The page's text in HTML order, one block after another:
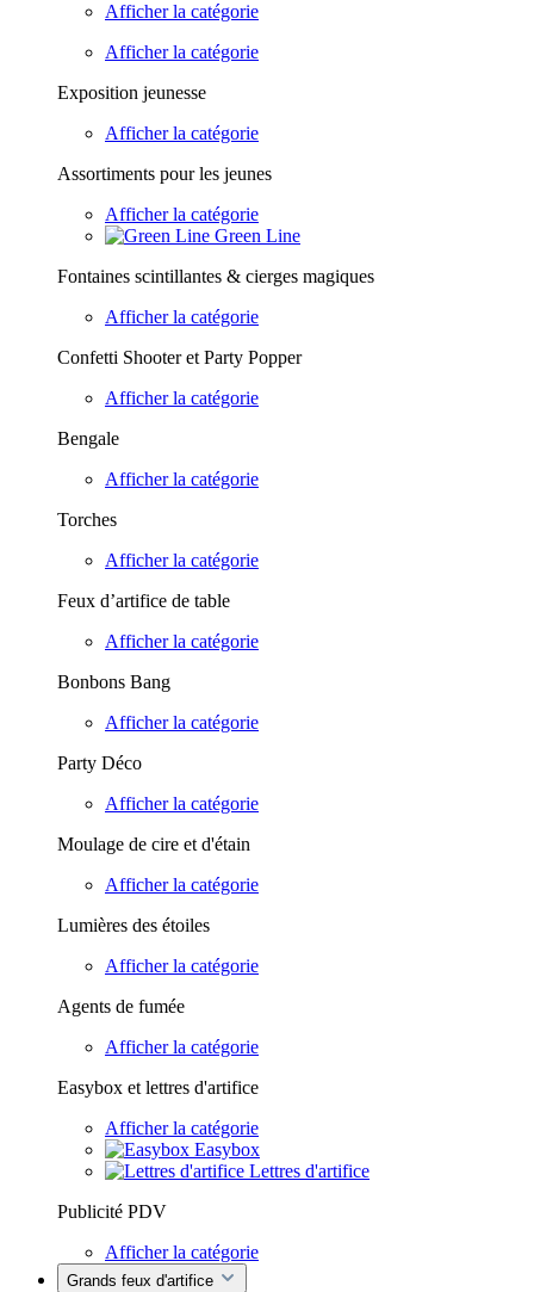
Afficher la catégorie
Afficher la catégorie
Exposition jeunesse
Afficher la catégorie
Assortiments pour les jeunes
Afficher la catégorie
Green Line
Fontaines scintillantes & cierges magiques
Afficher la catégorie
Confetti Shooter et Party Popper
Afficher la catégorie
Bengale
Afficher la catégorie
Torches
Afficher la catégorie
Feux d’artifice de table
Afficher la catégorie
Bonbons Bang
Afficher la catégorie
Party Déco
Afficher la catégorie
Moulage de cire et d'étain
Afficher la catégorie
Lumières des étoiles
Afficher la catégorie
Agents de fumée
Afficher la catégorie
Easybox et lettres d'artifice
Afficher la catégorie
Easybox
Lettres d'artifice
Publicité PDV
Afficher la catégorie
Grands feux d'artifice